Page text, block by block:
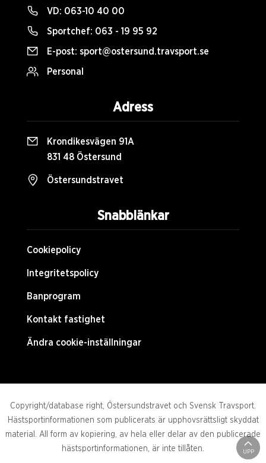
Snabblänkar
Cookiepolicy
Integritetspolicy
Banprogram
Kontakt fastighet
Ändra cookie-inställningar
VD: 063-10 40 00
Sportchef: 063 - 19 95 92
E-post: sport@ostersund.travsport.se
Personal
Adress
Krondikesvägen 91A
831 48 Östersund
Östersundstravet
UPP
Copyright/database right, Östersundstravet och Svensk Travsport.
Hästsportinformationen som publicerats är upphovsrättsligt skyddat
material. All form av kopiering, av hela eller delar av den publicerade
hästsportinformationen, är inte tillåten.